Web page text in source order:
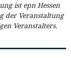
ist epn Hessen
der Veranstaltung
Veranstalters.